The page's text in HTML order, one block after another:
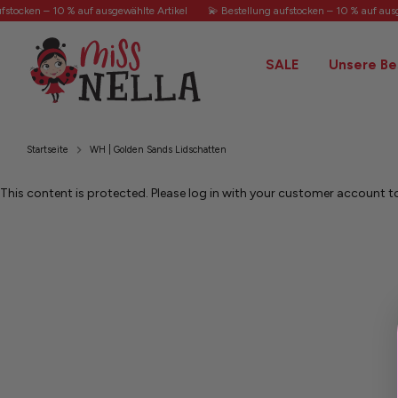
Direkt – 10 % auf ausgewählte Artikel 💫 Bestellung aufstocken – 10 % auf
SALE Unsere
Startseite WH | Golden Sands Lidschatten
This content is protected. Please log in with your customer account